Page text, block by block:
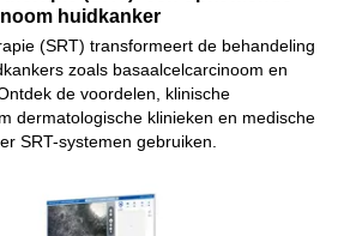
huidkanker
(SRT) transformeert de behandeling
zoals basaalcelcarcinoom en
de voordelen, klinische
dermatologische klinieken en medische
SRT-systemen gebruiken.